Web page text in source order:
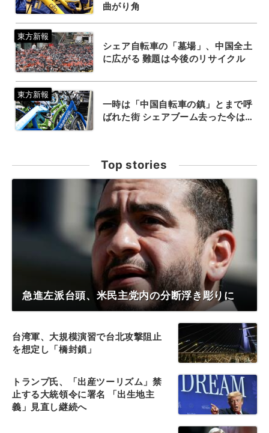
曲がり角
シェア自転車の「墓場」、中国全土
に広がる 難題は今後のリサイクル
一時は「中国自転車の鎮」とまで呼
ばれた街 シェアブーム去った今は…
Top stories
急進左派台頭、米民主党内の分断浮き彫りに
台湾軍、大規模演習で台北攻撃阻止
を想定し「橋封鎖」
トランプ氏、「出産ツーリズム」禁
止する大統領令に署名 「出生地主
義」見直し継続へ